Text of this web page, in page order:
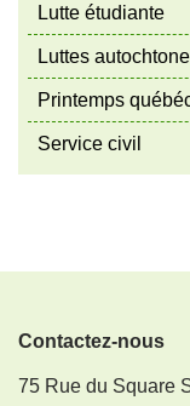
Lutte étudiante
Luttes
Printemps
Service civil
Contactez-nous
75 Rue du Square